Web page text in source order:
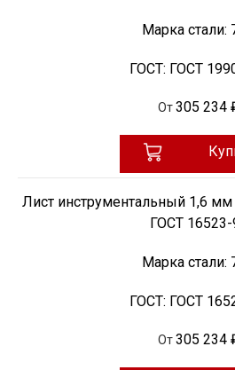
Марка стали:
ГОСТ: ГОСТ
От 305 234
Лист инструментальный 1,6
ГОСТ 16523-
Марка стали:
ГОСТ: ГОСТ
От 305 234